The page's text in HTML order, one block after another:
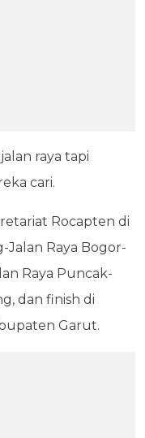
raya tapi
cari.
Rocapten di
Jalan Raya Bogor-
Raya Puncak-
dan finish di
Garut.